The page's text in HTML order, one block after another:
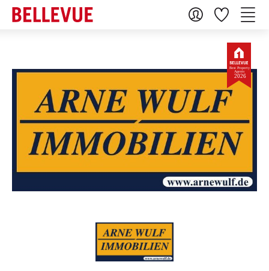
2026
Best Property
Agents